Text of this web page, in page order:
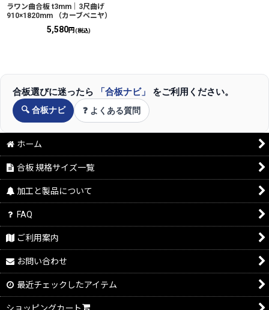
ラワン曲合板 t3mm｜3尺曲げ
910×1820mm （カーブベニヤ）
5,580円(税込)
合板選びに迷ったら 「合板ナビ」 をご利用ください。
🔍 合板ナビ ❓ よくある質問
ホーム
合板 規格サイズ一覧
加工と製品について
FAQ
ご利用案内
お問い合わせ
最近チェックしたアイテム